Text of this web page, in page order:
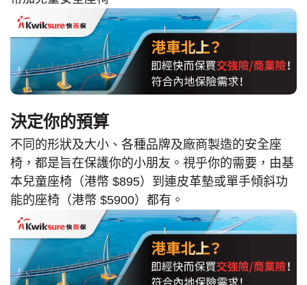
決定你的預算
不同的形狀及大小、各種品牌及廠商製造的安全座
椅，都是旨在保護你的小朋友。視乎你的需要，由基
本兒童座椅（港幣 $895）到連皮革墊或單手傾斜功
能的座椅（港幣 $5900）都有。